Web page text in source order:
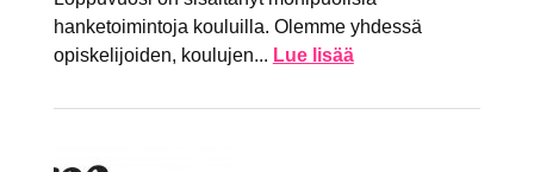
hanketoimintoja kouluilla. Olemme yhdessä
opiskelijoiden, koulujen... Lue lisää